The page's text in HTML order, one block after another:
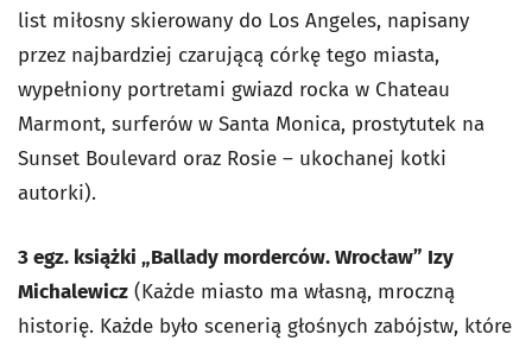
list miłosny skierowany do Los Angeles, napisany
przez najbardziej czarującą córkę tego miasta,
wypełniony portretami gwiazd rocka w Chateau
Marmont, surferów w Santa Monica, prostytutek na
Sunset Boulevard oraz Rosie – ukochanej kotki
autorki).
3 egz. książki „Ballady morderców. Wrocław” Izy
Michalewicz (Każde miasto ma własną, mroczną
historię. Każde było scenerią głośnych zabójstw, które